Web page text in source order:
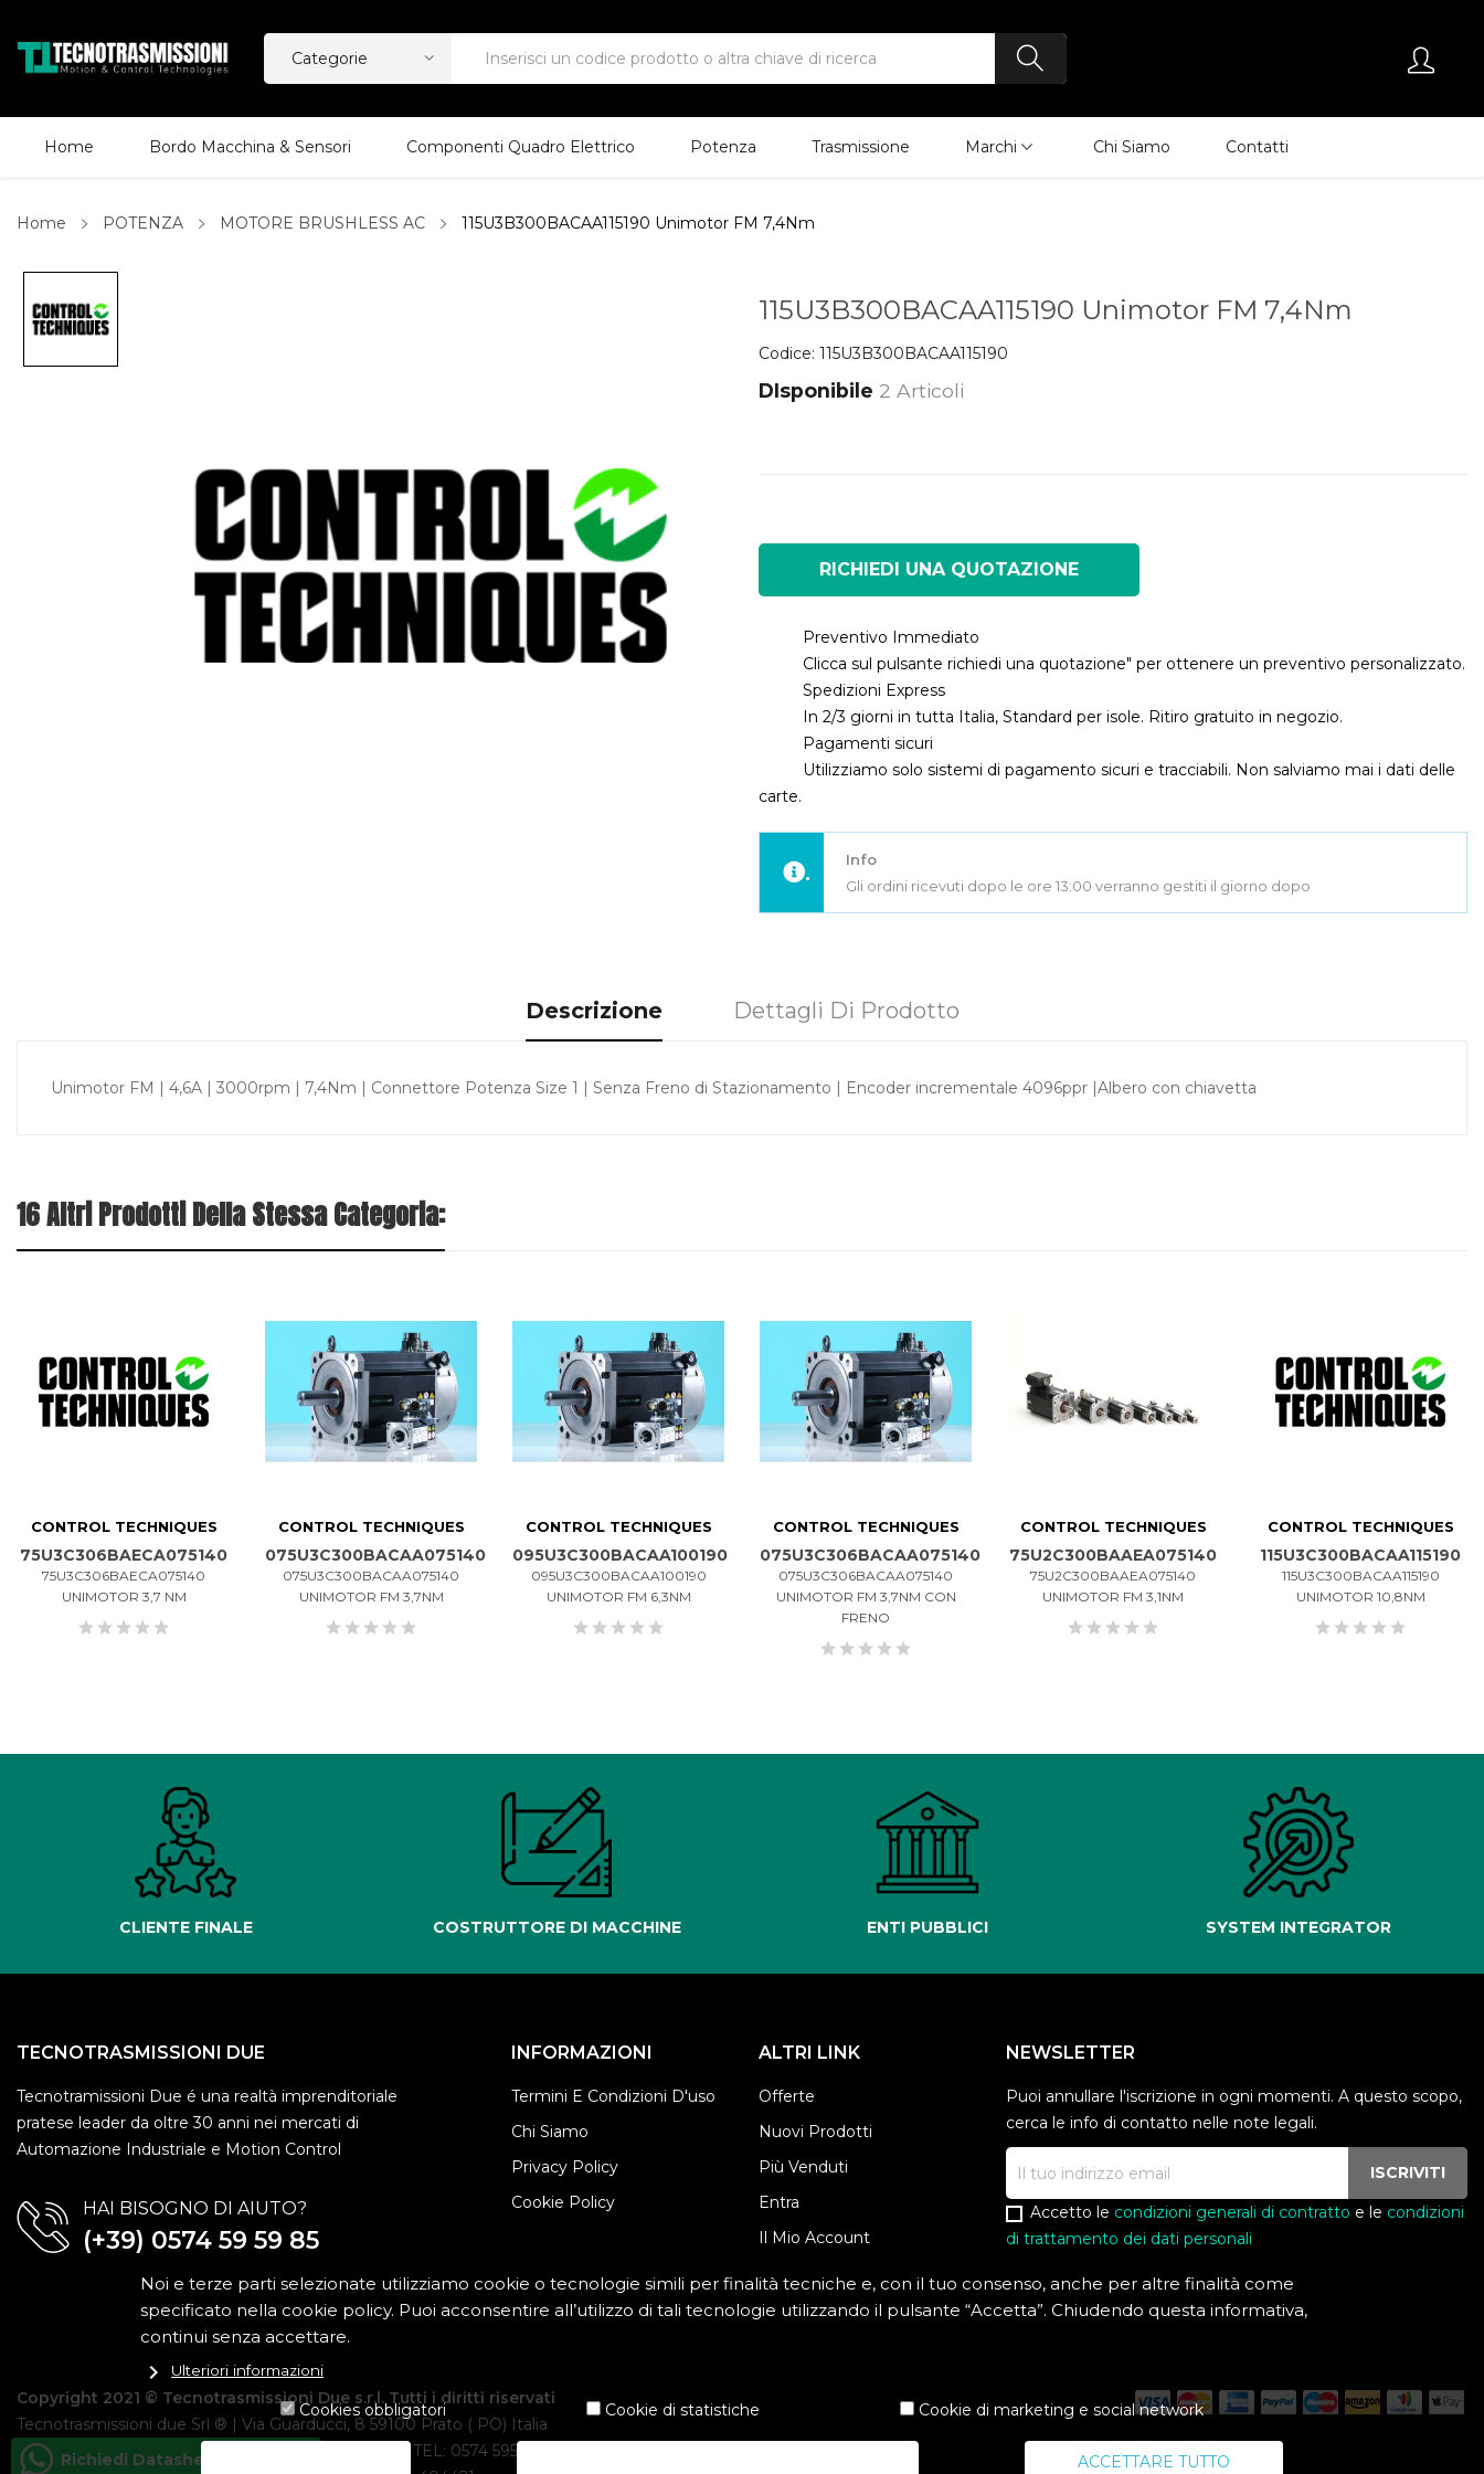
Home Bordo Macchina & Sensori Componenti Quadro Elettrico Potenza Trasmissione Marchi Chi Siamo Contatti
Home POTENZA MOTORE BRUSHLESS AC 115U3B300BACAA115190 Unimotor FM 7,4Nm
115U3B300BACAA115190 Unimotor FM 7,4Nm
Codice: 115U3B300BACAA115190
DIsponibile 2 Articoli
RICHIEDI UNA QUOTAZIONE
Preventivo Immediato
Clicca sul pulsante richiedi una quotazione" per ottenere un preventivo personalizzato.
Spedizioni Express
In 2/3 giorni in tutta Italia, Standard per isole. Ritiro gratuito in negozio.
Pagamenti sicuri
Utilizziamo solo sistemi di pagamento sicuri e tracciabili. Non salviamo mai i dati delle
carte.
.
Info
Gli ordini ricevuti dopo le ore 13:00 verranno gestiti il giorno dopo
Descrizione Dettagli Di Prodotto
Unimotor FM | 4,6A | 3000rpm | 7,4Nm | Connettore Potenza Size 1 | Senza Freno di Stazionamento | Encoder incrementale 4096ppr |Albero con chiavetta
16 Altri Prodotti Della Stessa Categoria:
CONTROL TECHNIQUES
75U3C306BAECA075140
75U3C306BAECA075140
UNIMOTOR 3,7 NM
CONTROL TECHNIQUES
075U3C300BACAA075140
075U3C300BACAA075140
UNIMOTOR FM 3,7NM
CONTROL TECHNIQUES
095U3C300BACAA100190
095U3C300BACAA100190
UNIMOTOR FM 6,3NM
CONTROL TECHNIQUES
075U3C306BACAA075140
075U3C306BACAA075140
UNIMOTOR FM 3,7NM CON
FRENO
CONTROL TECHNIQUES
75U2C300BAAEA075140
75U2C300BAAEA075140
UNIMOTOR FM 3,1NM
CONTROL TECHNIQUES
115U3C300BACAA115190
115U3C300BACAA115190
UNIMOTOR 10,8NM
CLIENTE FINALE COSTRUTTORE DI MACCHINE ENTI PUBBLICI SYSTEM INTEGRATOR
TECNOTRASMISSIONI DUE
Tecnotramissioni Due é una realtà imprenditoriale
pratese leader da oltre 30 anni nei mercati di
Automazione Industriale e Motion Control
HAI BISOGNO DI AIUTO?
(+39) 0574 59 59 85
INFORMAZIONI
Termini E Condizioni D'uso
Chi Siamo
Privacy Policy
Cookie Policy
ALTRI LINK
Offerte
Nuovi Prodotti
Più Venduti
Entra
Il Mio Account
NEWSLETTER
Puoi annullare l'iscrizione in ogni momenti. A questo scopo,
cerca le info di contatto nelle note legali.
Accetto le condizioni generali di contratto e le condizioni
di trattamento dei dati personali
Richiedi Datasheet e Manuali!
Noi e terze parti selezionate utilizziamo cookie o tecnologie simili per finalità tecniche e, con il tuo consenso, anche per altre finalità come
specificato nella cookie policy. Puoi acconsentire all’utilizzo di tali tecnologie utilizzando il pulsante “Accetta”. Chiudendo questa informativa,
continui senza accettare.
chevron_right Ulteriori informazioni
Cookies obbligatori Cookie di statistiche Cookie di marketing e social network
ACCETTARE TUTTO
Copyright 2021 © Tecnotrasmissioni Due s.r.l. Tutti i diritti riservati
Tecnotrasmissioni due Srl ® | Via Guarducci, 8 59100 Prato ( PO) Italia
MAIL: shop@tecnodue.it | PEC: tecnodue@pec.it | TEL: 0574 595985